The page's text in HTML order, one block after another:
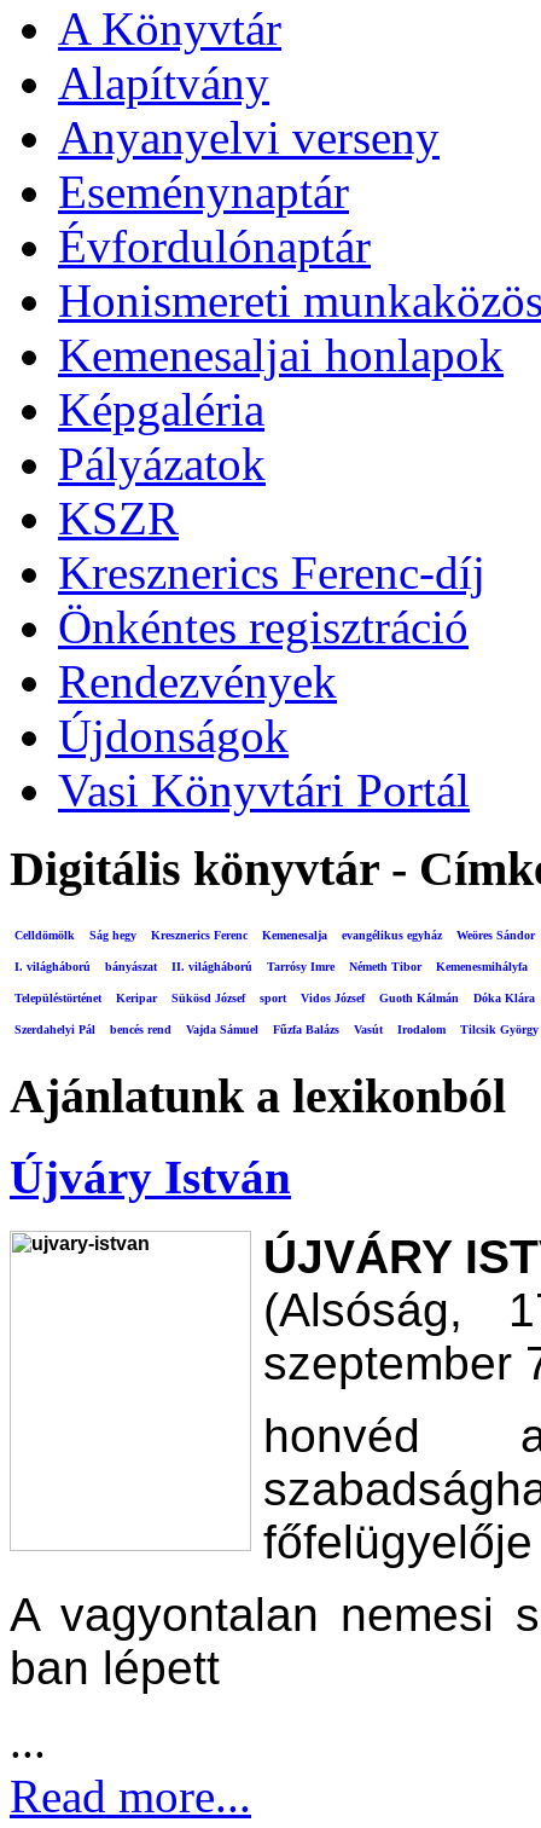
A Könyvtár
Alapítvány
Anyanyelvi verseny
Eseménynaptár
Évfordulónaptár
Honismereti
Kemenesaljai honlapok
Képgaléria
Pályázatok
KSZR
Kresznerics Ferenc-díj
Önkéntes regisztráció
Rendezvények
Újdonságok
Vasi Könyvtári Portál
Digitális könyvtár -
Celldömölk Ság hegy Kresznerics Ferenc Kemenesalja evangélikus egyház Weöres Sándor
I. világháború bányászat II. világháború Tarrósy Imre Németh Tibor Kemenesmihályfa
Településtörténet Keripar Sükösd József sport Vidos József Guoth Kálmán Dóka Klára
Szerdahelyi Pál bencés rend Vajda Sámuel Fűzfa Balázs Vasút Irodalom Tilcsik György
Ajánlatunk a lexikonból
Újváry István
ÚJVÁRY
(Alsóság,
szeptember
honvéd
főfelügyelője
A vagyontalan nemesi
ban lépett
...
Read more...